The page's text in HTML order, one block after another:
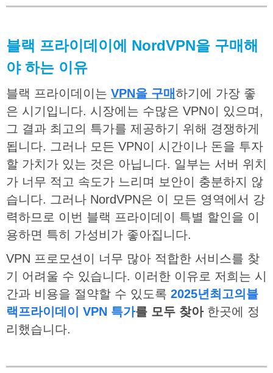
블랙 프라이데이에 NordVPN을 구매해
야 하는 이유
블랙 프라이데이는 VPN을 구매하기에 가장 좋
은 시기입니다. 시장에는 수많은 VPN이 있으며,
그 결과 최고의 특가를 제공하기 위해 경쟁하게
됩니다. 그러나 모든 VPN이 시간이나 돈을 투자
할 가치가 있는 것은 아닙니다. 일부는 서버 위치
가 너무 적고 속도가 느리며 보안이 충분하지 않
습니다. 그러나 NordVPN은 이 모든 영역에서 강
력하므로 이번 블랙 프라이데이 특별 할인을 이
용하면 특히 가성비가 좋아집니다.
VPN 프로모션이 너무 많아 적합한 서비스를 찾
기 어려울 수 있습니다. 이러한 이유로 저희는 시
간과 비용을 절약할 수 있도록 2025년 최고의 블
랙프라이데이 VPN 특가를 모두 찾아한곳에 정
리했습니다.